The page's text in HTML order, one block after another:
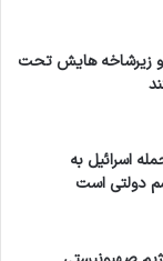
و زیرشاخه هایش تحت
اسرائیل به
دولتی است